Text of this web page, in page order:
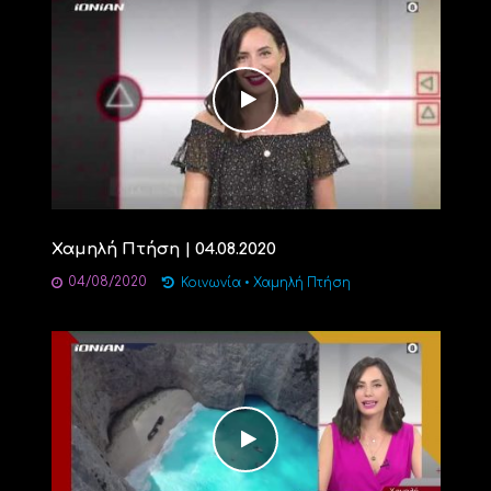
Χαμηλή Πτήση | 04.08.2020
04/08/2020 Κοινωνία • Χαμηλή Πτήση